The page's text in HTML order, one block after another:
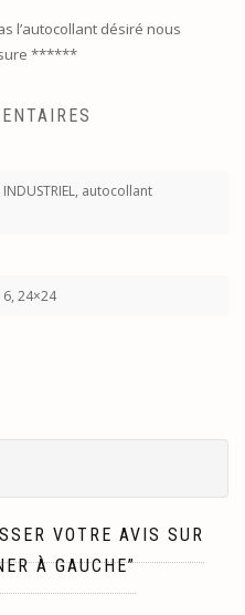
désiré nous
******
autocollant
24×24
VOTRE AVIS SUR
À GAUCHE”